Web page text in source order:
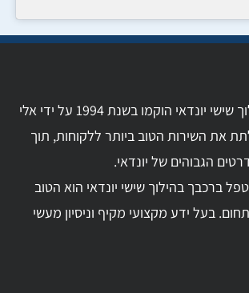
מרכזי השירות הילוך שישי יונדאי הוקמו בשנת 1994 על ידי אלי
את השירות הטוב ביותר ללקוחות, תוך
הגבוהים של יונדאי.
ברכבך בהילוך שישי יונדאי הוא הטוב
בעל ידע מקצועי מקיף וניסיון מעשי